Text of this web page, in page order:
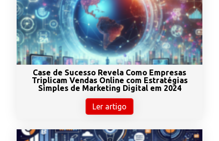
Case de Sucesso Revela Como Empresas
Triplicam Vendas Online com Estratégias
Simples de Marketing Digital em 2024
Ler artigo